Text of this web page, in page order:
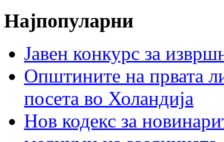
Најпопуларни
Јавен конкурс за
Општините на првата
посета во Холандија
Нов кодекс за